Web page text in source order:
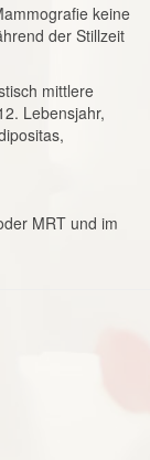
keine
der Stillzeit
mittlere
Lebensjahr,
MRT und im